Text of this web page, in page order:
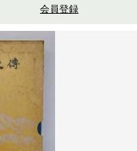
会員登録